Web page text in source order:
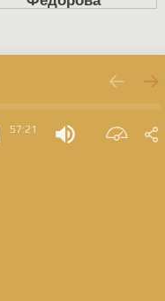
57:21